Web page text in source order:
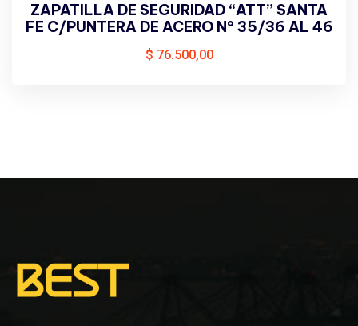
ZAPATILLA DE SEGURIDAD “ATT” SANTA
FE C/PUNTERA DE ACERO N° 35/36 AL 46
$ 76.500,00